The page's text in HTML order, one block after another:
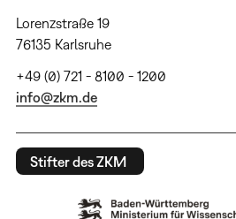
Lorenzstraße 19
76135 Karlsruhe
+49 (0) 721 - 8100 - 1200
info@zkm.de
Stifter des ZKM